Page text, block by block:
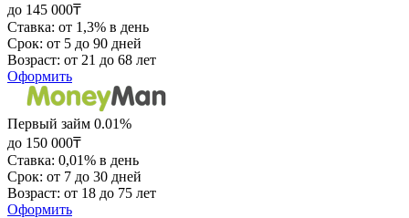
до 145 000₸
Ставка: от 1,3% в день
Срок: от 5 до 90 дней
Возраст: от 21 до 68 лет
Оформить
Первый займ 0.01%
до 150 000₸
Ставка: 0,01% в день
Срок: от 7 до 30 дней
Возраст: от 18 до 75 лет
Оформить